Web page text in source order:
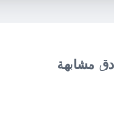
مشابهة